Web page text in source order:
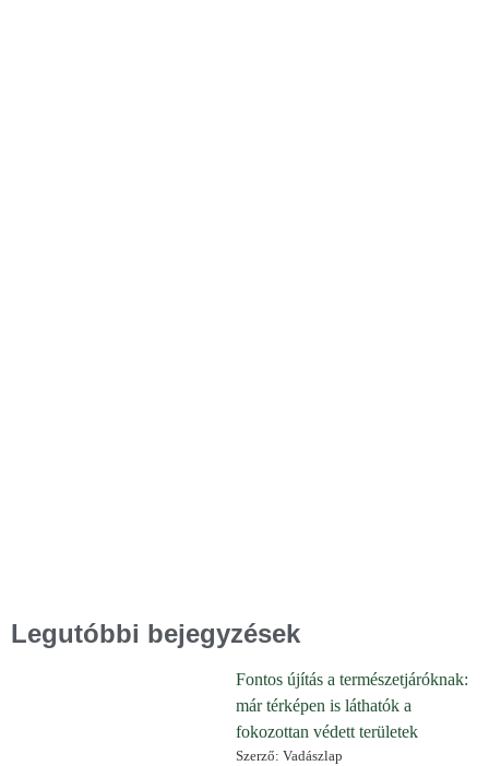
Legutóbbi bejegyzések
Fontos újítás a természetjáróknak:
már térképen is láthatók a
fokozottan védett területek
Szerző: Vadászlap